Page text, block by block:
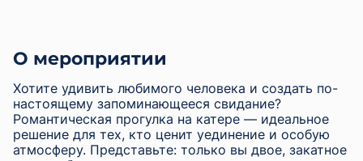
О мероприятии
Хотите удивить любимого человека и создать по-
настоящему запоминающееся свидание?
Романтическая прогулка на катере — идеальное
решение для тех, кто ценит уединение и особую
атмосферу. Представьте: только вы двое, закатное